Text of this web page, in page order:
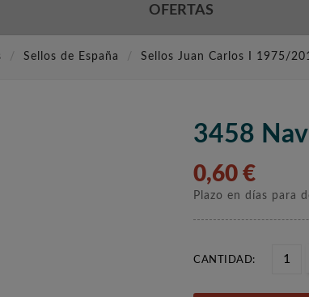
OFERTAS
Sellos de España Sellos Juan Carlos I 1975/
3458
0,60 €
Plazo en días para
CANTIDAD: